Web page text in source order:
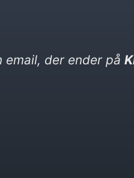
Den ender